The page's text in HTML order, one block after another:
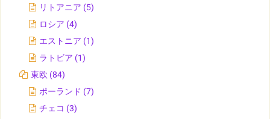
リトアニア (5)
ロシア (4)
エストニア (1)
ラトビア (1)
東欧 (84)
ポーランド (7)
チェコ (3)